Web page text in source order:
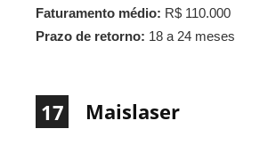
Faturamento médio: R$ 110.000
Prazo de retorno: 18 a 24 meses
17 Maislaser